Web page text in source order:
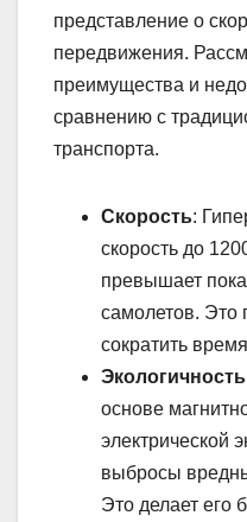
представление о
передвижения.
преимущества и
сравнению с
транспорта.
Скорость:
скорость до
превышает
самолетов. Это
сократить
Экологичность
основе
электрической
выбросы
Это делает его